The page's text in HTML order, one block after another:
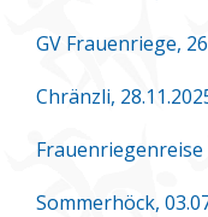
GV Frauenriege,
Chränzli,
Frauenriegenreise
Sommerhöck,